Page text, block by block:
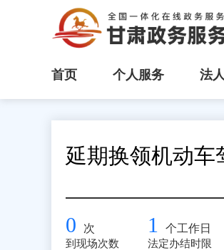
首页 个人服务 法
延期换领机动车
0 次
到现场次数
1 个工作日
法定办结时限